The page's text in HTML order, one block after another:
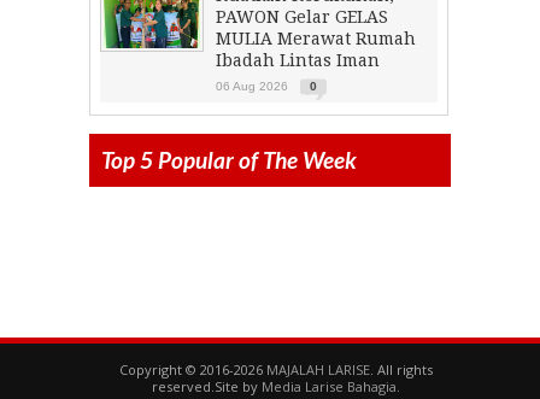
PAWON Gelar GELAS
MULIA Merawat Rumah
Ibadah Lintas Iman
06 Aug 2026 0
Top 5 Popular of The Week
Copyright © 2016-2026 MAJALAH LARISE. All rights
reserved.Site by Media Larise Bahagia.